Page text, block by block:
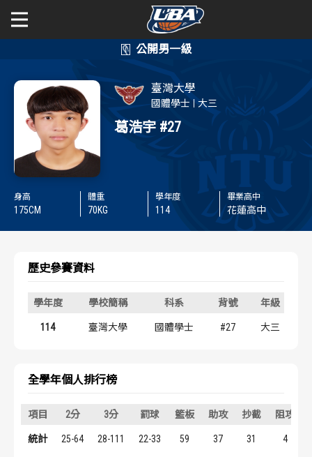
關於富邦人壽UBA
公開男一級 賽事資訊
賽程表
戰績排行
球隊資訊
歷屆冠軍
公開女一級
賽事資訊
賽程表
戰績排行
球隊資訊
歷屆冠軍
二級與一般組
新聞
臺灣大學
國體學士 大三
葛浩宇 #27
身高
175CM
體重
70KG
學年度
114
畢業高中
花蓮高中
歷史參賽資料
學年度 學校簡稱 科系 背號 年級
114 臺灣大學 國體學士 #27 大三
全學年個人排行榜
項目 2分 3分 罰球 籃板 助攻 抄截 阻攻
統計 25-64 28-111 22-33 59 37 31 4